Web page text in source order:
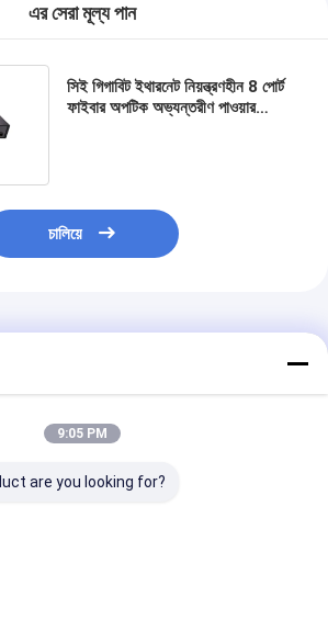
এর সেরা মূল্য পান
সিই গিগাবিট ইথারনেট নিয়ন্ত্রণহীন 8 পোর্ট
ফাইবার অপটিক অভ্যন্তরীণ পাওয়ার
চালিয়ে
9:05 PM
are you looking for?